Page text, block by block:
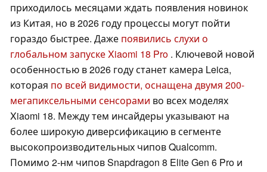
приходилось месяцами ждать появления новинок
из Китая, но в 2026 году процессы могут пойти
гораздо быстрее. Даже появились слухи о
глобальном запуске Xiaomi 18 Pro . Ключевой новой
особенностью в 2026 году станет камера Leica,
которая по всей видимости, оснащена двумя 200-
мегапиксельными сенсорами во всех моделях
Xiaomi 18. Между тем инсайдеры указывают на
более широкую диверсификацию в сегменте
высокопроизводительных чипов Qualcomm.
Помимо 2-нм чипов Snapdragon 8 Elite Gen 6 Pro и